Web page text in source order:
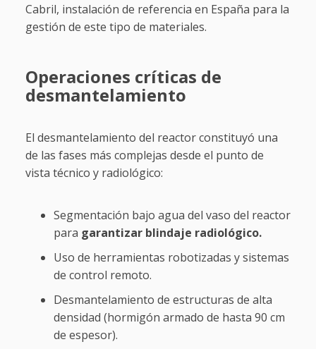
Cabril, instalación de referencia en España para la
gestión de este tipo de materiales.
Operaciones críticas de
desmantelamiento
El desmantelamiento del reactor constituyó una
de las fases más complejas desde el punto de
vista técnico y radiológico:
Segmentación bajo agua del vaso del reactor
para garantizar blindaje radiológico.
Uso de herramientas robotizadas y sistemas
de control remoto.
Desmantelamiento de estructuras de alta
densidad (hormigón armado de hasta 90 cm
de espesor).